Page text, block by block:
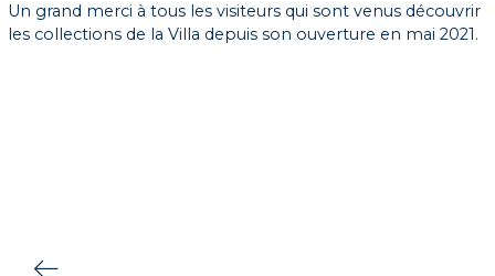
Un grand merci à tous les visiteurs qui sont venus découvrir
les collections de la Villa depuis son ouverture en mai 2021.